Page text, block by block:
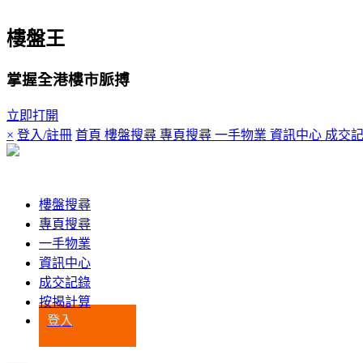
樓盤王
掌握全港樓市脈搏
立即打開
× 登入/註冊 首頁 樓盤搜尋 專頁搜尋 一手物業 資訊中心 成交
樓盤搜尋
專頁搜尋
一手物業
資訊中心
成交記錄
按揭計算
登入